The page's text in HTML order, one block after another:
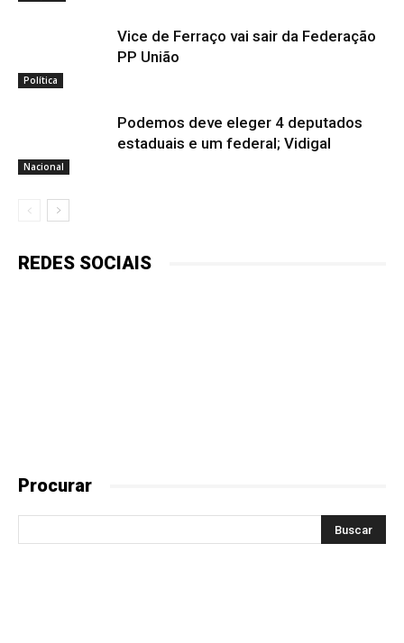
Política
Vice de Ferraço vai sair da Federação
PP União
Nacional
Podemos deve eleger 4 deputados
estaduais e um federal; Vidigal
REDES SOCIAIS
Procurar